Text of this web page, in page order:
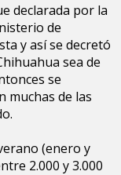
declarada por la
de
y así se decretó
sea de
se
muchas de las
(enero y
2.000 y 3.000